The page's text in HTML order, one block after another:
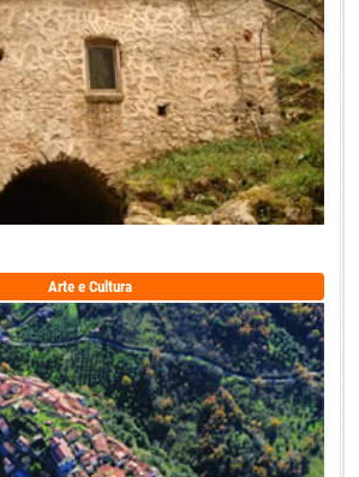
Arte e Cultura